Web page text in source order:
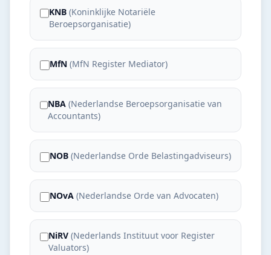
KNB (Koninklijke Notariële
Beroepsorganisatie)
MfN (MfN Register Mediator)
NBA (Nederlandse Beroepsorganisatie van
Accountants)
NOB (Nederlandse Orde Belastingadviseurs)
NOvA (Nederlandse Orde van Advocaten)
NiRV (Nederlands Instituut voor Register
Valuators)